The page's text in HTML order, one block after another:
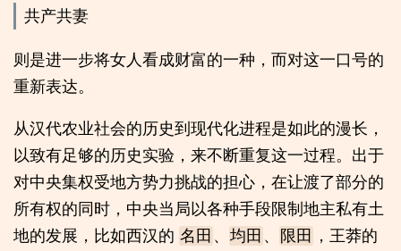
共产共妻
则是进一步将女人看成财富的一种，而对这一口号的
重新表达。
从汉代农业社会的历史到现代化进程是如此的漫长，
以致有足够的历史实验，来不断重复这一过程。出于
对中央集权受地方势力挑战的担心，在让渡了部分的
所有权的同时，中央当局以各种手段限制地主私有土
地的发展，比如西汉的 名田 、 均田 、 限田 ，王莽的